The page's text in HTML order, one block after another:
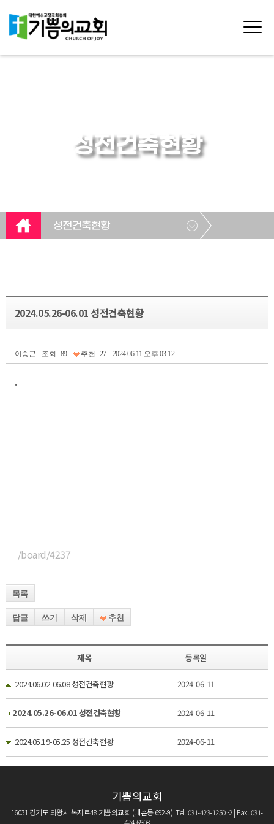
성전건축현황
성전건축현황
2024.05.26-06.01 성전건축현황
이승근 조회 : 89 추천 : 27 2024.06.11 오후 03:12
.
/board/4237
목록
답글 쓰기 삭제 추천
제목 등록일
2024.06.02-06.08 성전건축현황 2024-06-11
2024.05.26-06.01 성전건축현황 2024-06-11
2024.05.19-05.25 성전건축현황 2024-06-11
기쁨의교회
16031 경기도 의왕시 복지로48 기쁨의교회 (내손동 692-9) Tel. 031-423-1250~2 | Fax. 031-
424-6508